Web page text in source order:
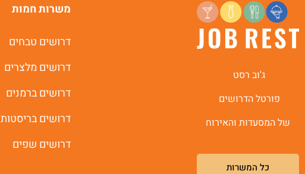
ג'וב רסט
פורטל הדרושים
של המסעדות והאירוח
כל המשרות
משרות חמות
דרושים טבחים
דרושים מלצרים
דרושים ברמנים
דרושים בריסטות
דרושים שפים